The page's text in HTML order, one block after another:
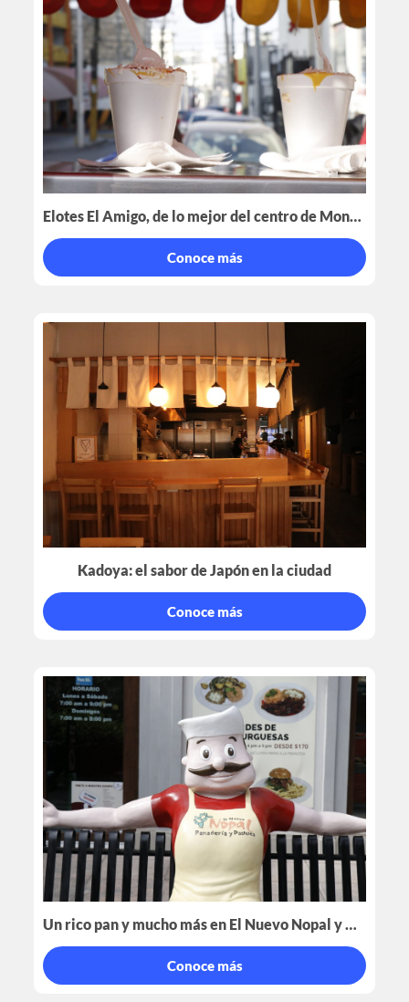
Elotes El Amigo, de lo mejor del centro de Monterrey
Conoce más
Kadoya: el sabor de Japón en la ciudad
Conoce más
Un rico pan y mucho más en El Nuevo Nopal y Cafetería Gaby
Conoce más